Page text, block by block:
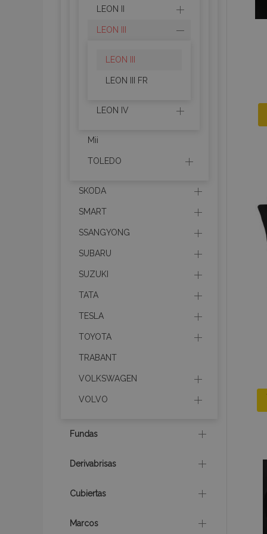
LEON II
LEON III
LEON III
LEON III FR
LEON IV
Mii
TOLEDO
SKODA
SMART
SSANGYONG
SUBARU
SUZUKI
TATA
TESLA
TOYOTA
TRABANT
VOLKSWAGEN
VOLVO
Fundas
Derivabrisas
Cubiertas
Marcos
mage-cache-sessid